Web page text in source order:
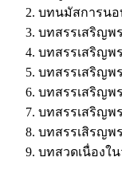
บทนมัสการนอ
บทสรรเสริญ
บทสรรเสริญ
บทสรรเสริญพ
บทสรรเสริญ
บทสรรเสริญ
บทสรรเสิรญ
บทสวดเนื่องใ